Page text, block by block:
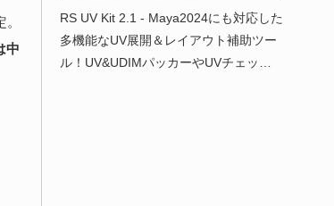
中
RS UV Kit 2.1 - Maya2024にも対応した
多機能なUV展開＆レイアウト補助ツー
ル！UV&UDIMパッカーやUVチェック